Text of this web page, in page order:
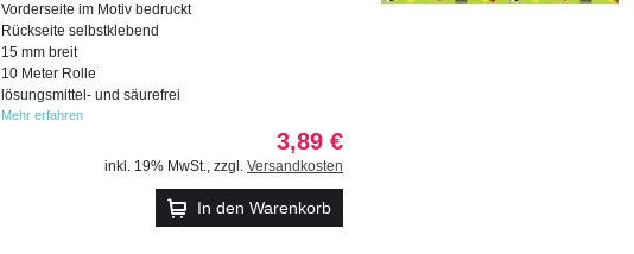
Vorderseite im Motiv bedruckt
Rückseite selbstklebend
15 mm breit
10 Meter Rolle
lösungsmittel- und säurefrei
Mehr erfahren
3,89 €
inkl. 19% MwSt., zzgl. Versandkosten
In den Warenkorb